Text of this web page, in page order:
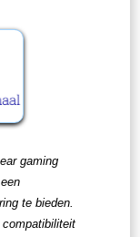
gaming
te bieden.